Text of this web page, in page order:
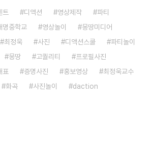
트 디액션 영상제작
파티
명중학교 영상놀이
몽땅미디어
최정욱 사진 디액션스쿨
파티놀이
몽땅 고퀄리티
프로필사진
표 증명사진 홍보영상
최정욱교수
화곡 사진놀이
daction